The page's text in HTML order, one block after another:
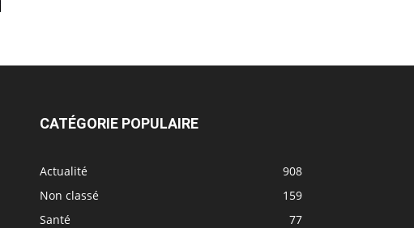
CATÉGORIE POPULAIRE
Actualité
908
Non classé
159
Santé
77